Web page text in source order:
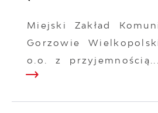
Miejski Zakład
Gorzowie
o.o. z przyjemnością...